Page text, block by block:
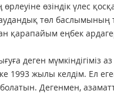
өзіндік үлес
төл
қарапайым еңбек
деген мүмкіндігіміз
жылы келдім. Ел
Дегенмен,